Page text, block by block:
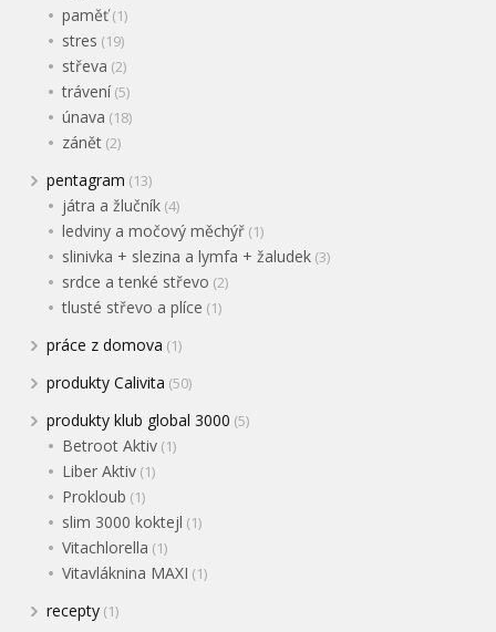
paměť(1)
stres (19)
střeva (2)
trávení(5)
únava (18)
zánět (2)
pentagram (13)
játra a žlučník (4)
ledviny a močový měchýř (1)
slinivka + slezina a lymfa + žaludek (3)
srdce a tenké střevo (2)
tlusté střevo a plíce (1)
práce z domova (1)
produkty Calivita (50)
produkty klub global 3000 (5)
Betroot Aktiv (1)
Liber Aktiv (1)
Prokloub (1)
slim 3000 koktejl (1)
Vitachlorella (1)
Vitavláknina MAXI (1)
recepty (1)